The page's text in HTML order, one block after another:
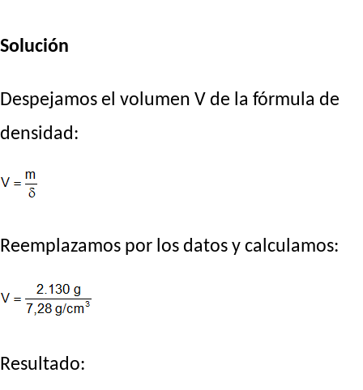
Solución
Despejamos el volumen V de la fórmula de
densidad:
Reemplazamos por los datos y calculamos:
Resultado: